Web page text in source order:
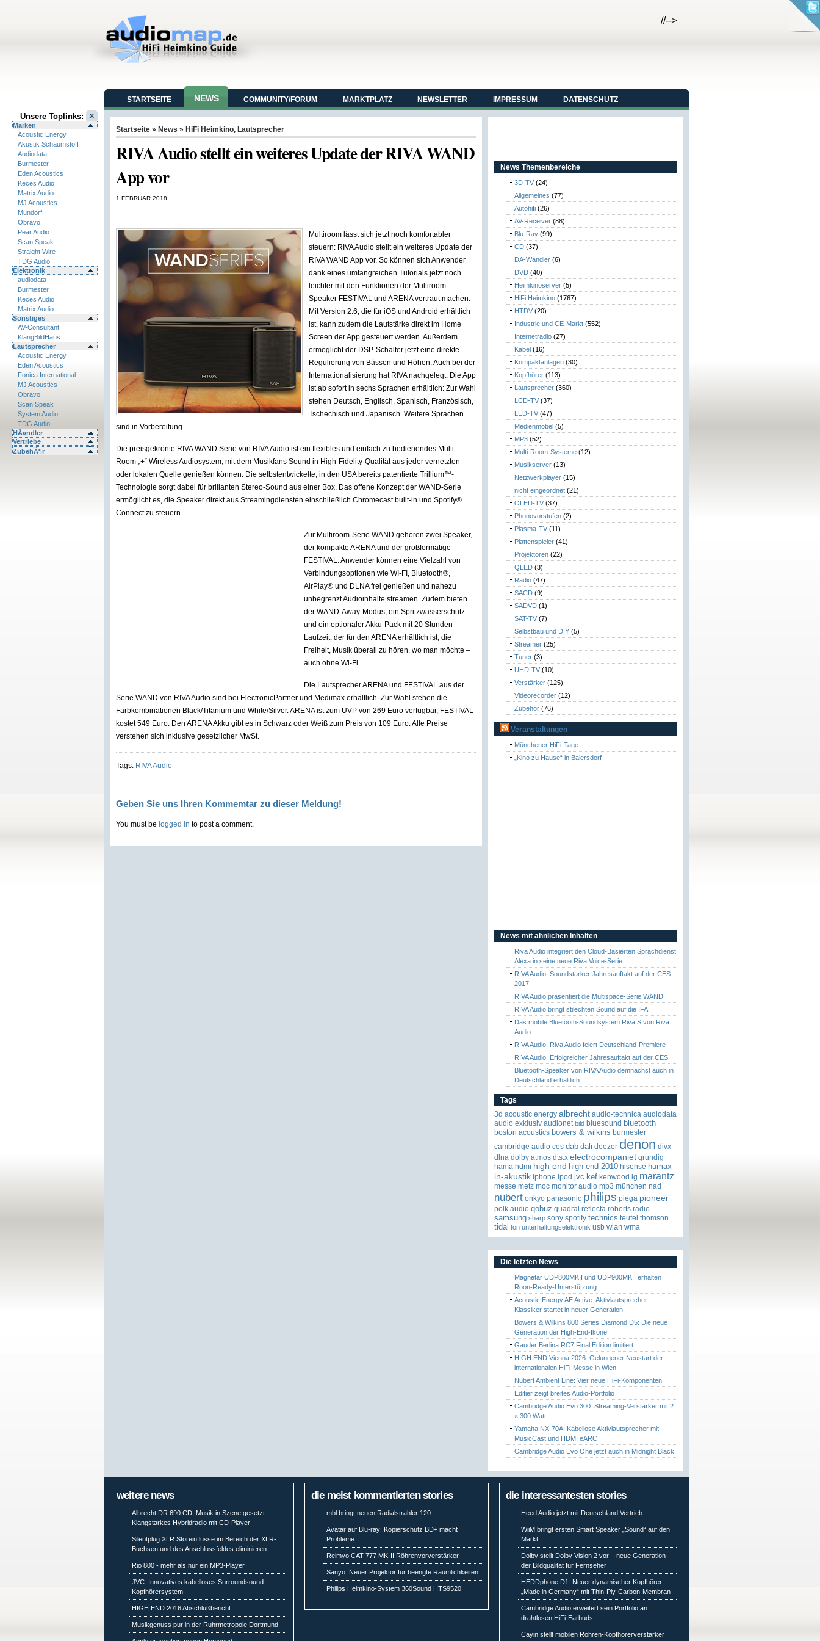
//-->
Unsere Toplinks:
Marken
Acoustic Energy
Akustik Schaumstoff
Audiodata
Burmester
Eden Acoustics
Keces Audio
Matrix Audio
MJ Acoustics
Mundorf
Obravo
Pear Audio
Scan Speak
Straight Wire
TDG Audio
Elektronik
audiodata
Burmester
Keces Audio
Matrix Audio
Sonstiges
AV-Consultant
KlangBildHaus
Lautsprecher
Acoustic Energy
Eden Acoustics
Fonica International
MJ Acoustics
Obravo
Scan Speak
System Audio
TDG Audio
HÃ¤ndler
Vertriebe
ZubehÃ¶r
STARTSEITE NEWS COMMUNITY/FORUM MARKTPLATZ NEWSLETTER IMPRESSUM DATENSCHUTZ
Startseite » News » HiFi Heimkino, Lautsprecher
RIVA Audio stellt ein weiteres Update der RIVA WAND
App vor
1 FEBRUAR 2018
Multiroom lässt sich jetzt noch komfortabler
steuern: RIVA Audio stellt ein weiteres Update der
RIVA WAND App vor. So können sich Anwender
dank eines umfangreichen Tutorials jetzt noch
leichter mit den Funktionen der Multiroom-
Speaker FESTIVAL und ARENA vertraut machen.
Mit Version 2.6, die für iOS und Android erhältlich
ist, kann zudem die Lautstärke direkt im Home
Screen der App gesteuert werden. Außerdem
ermöglicht der DSP-Schalter jetzt eine direkte
Regulierung von Bässen und Höhen. Auch bei der
Internationalisierung hat RIVA nachgelegt. Die App
ist ab sofort in sechs Sprachen erhältlich: Zur Wahl
stehen Deutsch, Englisch, Spanisch, Französisch,
Tschechisch und Japanisch. Weitere Sprachen
sind in Vorbereitung.
Die preisgekrönte RIVA WAND Serie von RIVA Audio ist ein flexibles und einfach zu bedienendes Multi-
Room „+“ Wireless Audiosystem, mit dem Musikfans Sound in High-Fidelity-Qualität aus jeder vernetzten
oder lokalen Quelle genießen können. Die selbstentwickelte, in den USA bereits patentierte Trillium™-
Technologie sorgt dabei für brillanten Stereo-Sound aus einer Box. Das offene Konzept der WAND-Serie
ermöglicht es, die Speaker direkt aus Streamingdiensten einschließlich Chromecast built-in und Spotify®
Connect zu steuern.
Zur Multiroom-Serie WAND gehören zwei Speaker,
der kompakte ARENA und der großformatige
FESTIVAL. Anwender können eine Vielzahl von
Verbindungsoptionen wie WI-FI, Bluetooth®,
AirPlay® und DLNA frei genießen und nahezu
unbegrenzt Audioinhalte streamen. Zudem bieten
der WAND-Away-Modus, ein Spritzwasserschutz
und ein optionaler Akku-Pack mit 20 Stunden
Laufzeit, der für den ARENA erhältlich ist, die
Freiheit, Musik überall zu hören, wo man möchte –
auch ohne Wi-Fi.
Die Lautsprecher ARENA und FESTIVAL aus der
Serie WAND von RIVA Audio sind bei ElectronicPartner und Medimax erhältlich. Zur Wahl stehen die
Farbkombinationen Black/Titanium und White/Silver. ARENA ist zum UVP von 269 Euro verfügbar, FESTIVAL
kostet 549 Euro. Den ARENA Akku gibt es in Schwarz oder Weiß zum Preis von 109 Euro. Alle Preise
verstehen sich inklusive gesetzlicher MwSt.
Tags: RIVA Audio
Geben Sie uns Ihren Kommemtar zu dieser Meldung!
You must be logged in to post a comment.
News Themenbereiche
3D-TV (24)
Allgemeines (77)
Autohifi (26)
AV-Receiver (88)
Blu-Ray (99)
CD (37)
DA-Wandler (6)
DVD (40)
Heimkinoserver (5)
HiFi Heimkino (1767)
HTDV (20)
Industrie und CE-Markt (552)
Internetradio (27)
Kabel (16)
Kompaktanlagen (30)
Kopfhörer (113)
Lautsprecher (360)
LCD-TV (37)
LED-TV (47)
Medienmöbel (5)
MP3 (52)
Multi-Room-Systeme (12)
Musikserver (13)
Netzwerkplayer (15)
nicht eingeordnet (21)
OLED-TV (37)
Phonovorstufen (2)
Plasma-TV (11)
Plattenspieler (41)
Projektoren (22)
QLED (3)
Radio (47)
SACD (9)
SADVD (1)
SAT-TV (7)
Selbstbau und DIY (5)
Streamer (25)
Tuner (3)
UHD-TV (10)
Verstärker (125)
Videorecorder (12)
Zubehör (76)
Veranstaltungen
Münchener HiFi-Tage
„Kino zu Hause“ in Baiersdorf
News mit ähnlichen Inhalten
Riva Audio integriert den Cloud-Basierten Sprachdienst
Alexa in seine neue Riva Voice-Serie
RIVA Audio: Soundstarker Jahresauftakt auf der CES
2017
RIVA Audio präsentiert die Multispace-Serie WAND
RIVA Audio bringt stilechten Sound auf die IFA
Das mobile Bluetooth-Soundsystem Riva S von Riva
Audio
RIVA Audio: Riva Audio feiert Deutschland-Premiere
RIVA Audio: Erfolgreicher Jahresauftakt auf der CES
Bluetooth-Speaker von RIVA Audio demnächst auch in
Deutschland erhältlich
Tags
3d acoustic energy albrecht audio-technica audiodata
audio exklusiv audionet bild bluesound bluetooth
boston acoustics bowers & wilkins burmester
cambridge audio ces dab dali deezer denon divx
dlna dolby atmos dts:x electrocompaniet grundig
hama hdmi high end high end 2010 hisense humax
in-akustik iphone ipod jvc kef kenwood lg marantz
messe metz moc monitor audio mp3 münchen nad
nubert onkyo panasonic philips piega pioneer
polk audio qobuz quadral reflecta roberts radio
samsung sharp sony spotify technics teufel thomson
tidal ton unterhaltungselektronik usb wlan wma
Die letzten News
Magnetar UDP800MKII und UDP900MKII erhalten
Roon-Ready-Unterstützung
Acoustic Energy AE Active: Aktivlautsprecher-
Klassiker startet in neuer Generation
Bowers & Wilkins 800 Series Diamond D5: Die neue
Generation der High-End-Ikone
Gauder Berlina RC7 Final Edition limitiert
HIGH END Vienna 2026: Gelungener Neustart der
internationalen HiFi-Messe in Wien
Nubert Ambient Line: Vier neue HiFi-Komponenten
Edifier zeigt breites Audio-Portfolio
Cambridge Audio Evo 300: Streaming-Verstärker mit 2
× 300 Watt
Yamaha NX-70A: Kabellose Aktivlautsprecher mit
MusicCast und HDMI eARC
Cambridge Audio Evo One jetzt auch in Midnight Black
weitere news
Albrecht DR 690 CD: Musik in Szene gesetzt –
Klangstarkes Hybridradio mit CD-Player
Silentplug XLR Störeinflüsse im Bereich der XLR-
Buchsen und des Anschlussfeldes eliminieren
Rio 800 - mehr als nur ein MP3-Player
JVC: Innovatives kabelloses Surroundsound-
Kopfhörersystem
HIGH END 2016 Abschlußbericht
Musikgenuss pur in der Ruhrmetropole Dortmund
die meist kommentierten stories
mbl bringt neuen Radialstrahler 120
Avatar auf Blu-ray: Kopierschutz BD+ macht
Probleme
Reimyo CAT-777 MK-II Röhrenvorverstärker
Sanyo: Neuer Projektor für beengte Räumlichkeiten
Philips Heimkino-System 360Sound HTS9520
die interessantesten stories
Heed Audio jetzt mit Deutschland Vertrieb
WiiM bringt ersten Smart Speaker „Sound“ auf den
Markt
Dolby stellt Dolby Vision 2 vor – neue Generation
der Bildqualität für Fernseher
HEDDphone D1: Neuer dynamischer Kopfhörer
„Made in Germany“ mit Thin-Ply-Carbon-Membran
Cambridge Audio erweitert sein Portfolio an
drahtlosen HiFi-Earbuds
Cayin stellt mobilen Röhren-Kopfhörerverstärker